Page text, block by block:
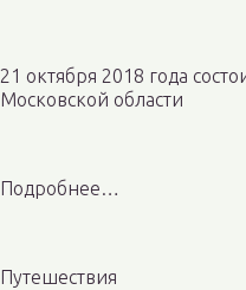
21 октября 2018 года
Московской области
Подробнее…
Путешествия